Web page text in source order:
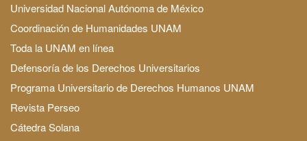
Universidad Nacional Autónoma de México
Coordinación de Humanidades UNAM
Toda la UNAM en línea
Defensoría de los Derechos Universitarios
Programa Universitario de Derechos Humanos UNAM
Revista Perseo
Cátedra Solana